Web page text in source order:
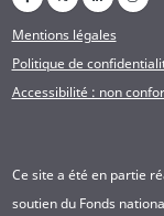
Mentions légales
Politique de
Accessibilité : non
Ce site a été en partie
soutien du Fonds